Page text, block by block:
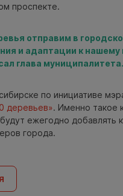
проспекте.
отправим в
и адаптации к нашему
глава муниципалитета.
по инициативе
деревьев». Именно такое
ежегодно добавлять
города.